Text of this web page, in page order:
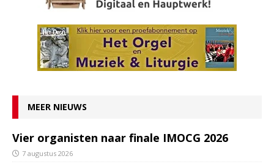
MEER NIEUWS
Vier organisten naar finale IMOCG 2026
7 augustus 2026